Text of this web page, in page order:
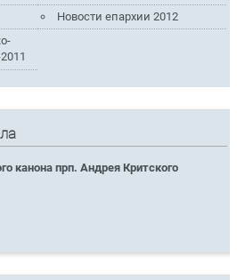
Новости епархии 2012
канона прп. Андрея Критского